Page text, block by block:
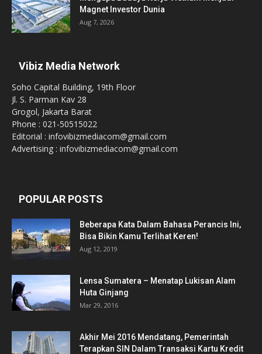
Magnet Investor Dunia
Aug 7, 2026
Vibiz Media Network
Soho Capital Building, 19th Floor
Jl. S. Parman Kav 28
Grogol, Jakarta Barat
Phone : 021-50515022
Editorial : infovibizmediacom@gmail.com
Advertising : infovibizmediacom@gmail.com
POPULAR POSTS
Beberapa Kata Dalam Bahasa Perancis Ini,
Bisa Bikin Kamu Terlihat Keren!
Aug 12, 2019
Lensa Sumatera – Menatap Lukisan Alam
Huta Ginjang
Mar 29, 2016
Akhir Mei 2016 Mendatang, Pemerintah
Terapkan SIN Dalam Transaksi Kartu Kredit